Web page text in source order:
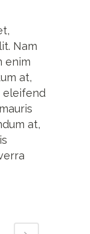
Nam
enim
at,
eleifend
at,